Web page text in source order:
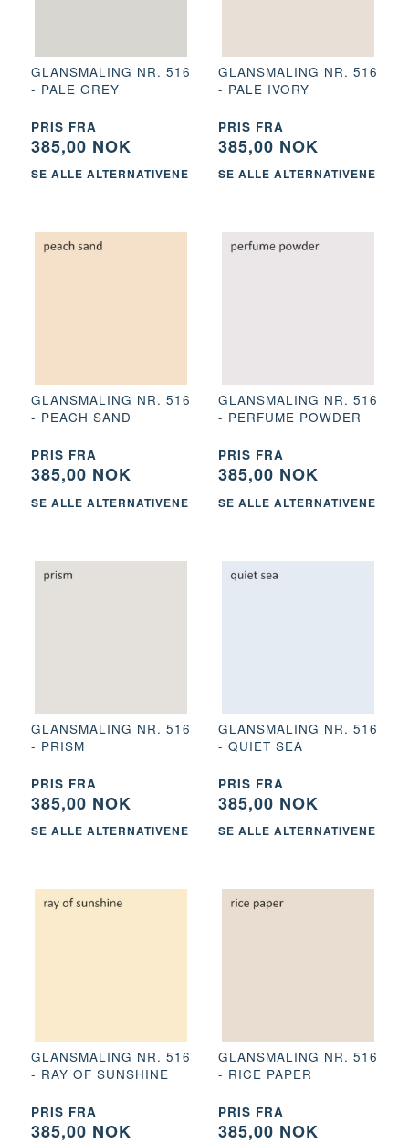
GLANSMALING NR. 516
- PALE GREY
PRIS FRA
385,00 NOK
SE ALLE ALTERNATIVENE
GLANSMALING NR. 516
- PALE IVORY
PRIS FRA
385,00 NOK
SE ALLE ALTERNATIVENE
GLANSMALING NR. 516
- PEACH SAND
PRIS FRA
385,00 NOK
SE ALLE ALTERNATIVENE
GLANSMALING NR. 516
- PERFUME POWDER
PRIS FRA
385,00 NOK
SE ALLE ALTERNATIVENE
GLANSMALING NR. 516
- PRISM
PRIS FRA
385,00 NOK
SE ALLE ALTERNATIVENE
GLANSMALING NR. 516
- QUIET SEA
PRIS FRA
385,00 NOK
SE ALLE ALTERNATIVENE
GLANSMALING NR. 516
- RAY OF SUNSHINE
PRIS FRA
385,00 NOK
GLANSMALING NR. 516
- RICE PAPER
PRIS FRA
385,00 NOK